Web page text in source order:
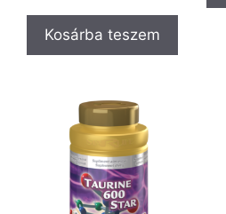
Kosárba teszem